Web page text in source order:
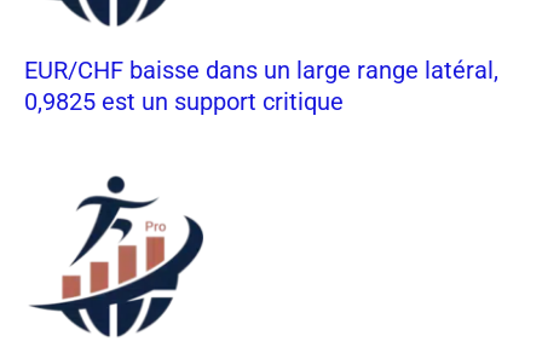
EUR/CHF baisse dans un large range latéral,
0,9825 est un support critique